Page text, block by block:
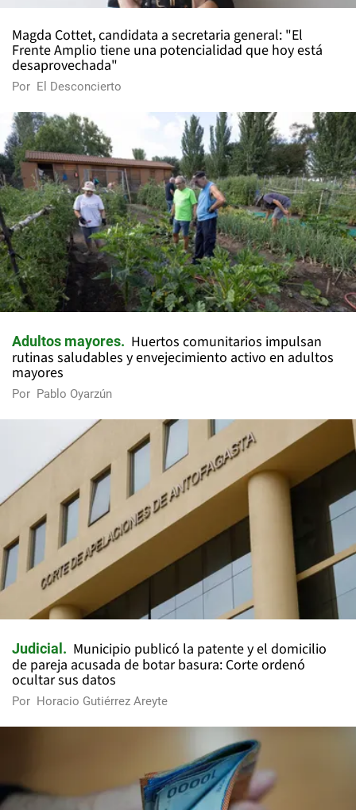
Magda Cottet, candidata a secretaria general: "El
Frente Amplio tiene una potencialidad que hoy está
desaprovechada"
Por El Desconcierto
Adultos mayores
Huertos comunitarios impulsan
rutinas saludables y envejecimiento activo en adultos
mayores
Por Pablo Oyarzún
Judicial
Municipio publicó la patente y el domicilio
de pareja acusada de botar basura: Corte ordenó
ocultar sus datos
Por Horacio Gutiérrez Areyte